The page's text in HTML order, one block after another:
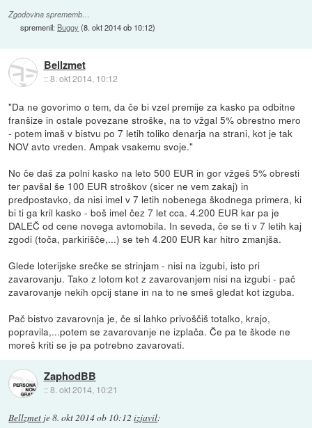
Zgodovina sprememb…
spremenil: Buggy (8. okt 2014 ob 10:12)
Bellzmet
::8. okt 2014, 10:12
"Da ne govorimo o tem, da če bi vzel premije za kasko pa odbitne
franšize in ostale povezane stroške, na to vžgal 5% obrestno mero
- potem imaš v bistvu po 7 letih toliko denarja na strani, kot je tak
NOV avto vreden. Ampak vsakemu svoje."
No če daš za polni kasko na leto 500 EUR in gor vžgeš 5% obresti
ter pavšal še 100 EUR stroškov (sicer ne vem zakaj) in
predpostavko, da nisi imel v 7 letih nobenega škodnega primera, ki
bi ti ga kril kasko - boš imel čez 7 let cca. 4.200 EUR kar pa je
DALEČ od cene novega avtomobila. In seveda, če se ti v 7 letih kaj
zgodi (toča, parkirišče,...) se teh 4.200 EUR kar hitro zmanjša.
Glede loterijske srečke se strinjam - nisi na izgubi, isto pri
zavarovanju. Tako z lotom kot z zavarovanjem nisi na izgubi - pač
zavarovanje nekih opcij stane in na to ne smeš gledat kot izguba.
Pač bistvo zavarovnja je, če si lahko privoščiš totalko, krajo,
popravila,...potem se zavarovanje ne izplača. Če pa te škode ne
moreš kriti se je pa potrebno zavarovati.
ZaphodBB
::8. okt 2014, 10:21
Bellzmet je8. okt 2014 ob 10:12 izjavil: